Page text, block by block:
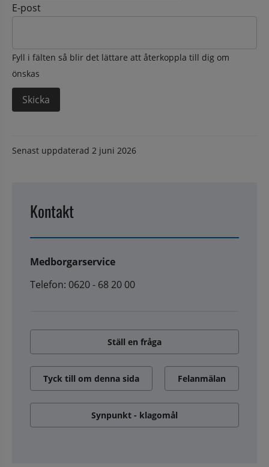
E-post
Fyll i fälten så blir det lättare att återkoppla till dig om
önskas
Senast uppdaterad 2 juni 2026
Kontakt
Medborgarservice
Telefon: 0620 - 68 20 00
Ställ en fråga
Tyck till om denna sida Felanmälan
Synpunkt - klagomål